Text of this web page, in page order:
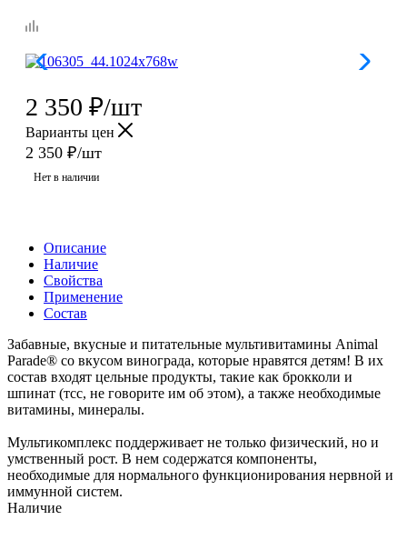
2 350 ₽/шт
Варианты цен
2 350 ₽/шт
Нет в наличии
Описание
Наличие
Свойства
Применение
Состав
Забавные, вкусные и питательные мультивитамины Animal
Parade® со вкусом винограда, которые нравятся детям! В их
состав входят цельные продукты, такие как брокколи и
шпинат (тсс, не говорите им об этом), а также необходимые
витамины, минералы.
Мультикомплекс поддерживает не только физический, но и
умственный рост. В нем содержатся компоненты,
необходимые для нормального функционирования нервной и
иммунной систем.
Наличие